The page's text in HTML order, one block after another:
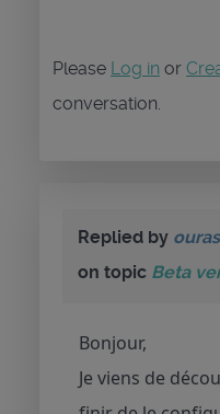
Please Log in or
conversation.
Replied by
on topic Beta
Bonjour,
Je viens de